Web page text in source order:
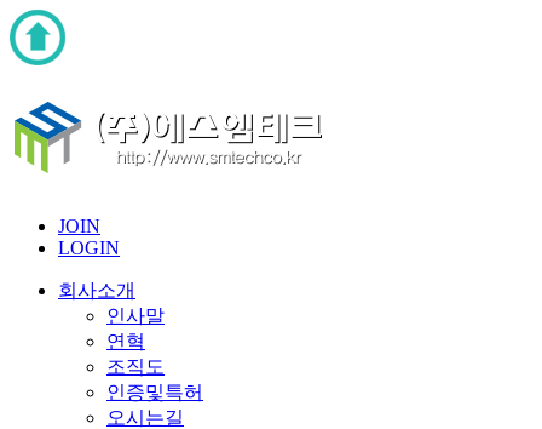
JOIN
LOGIN
회사소개
인사말
연혁
조직도
인증및특허
오시는길